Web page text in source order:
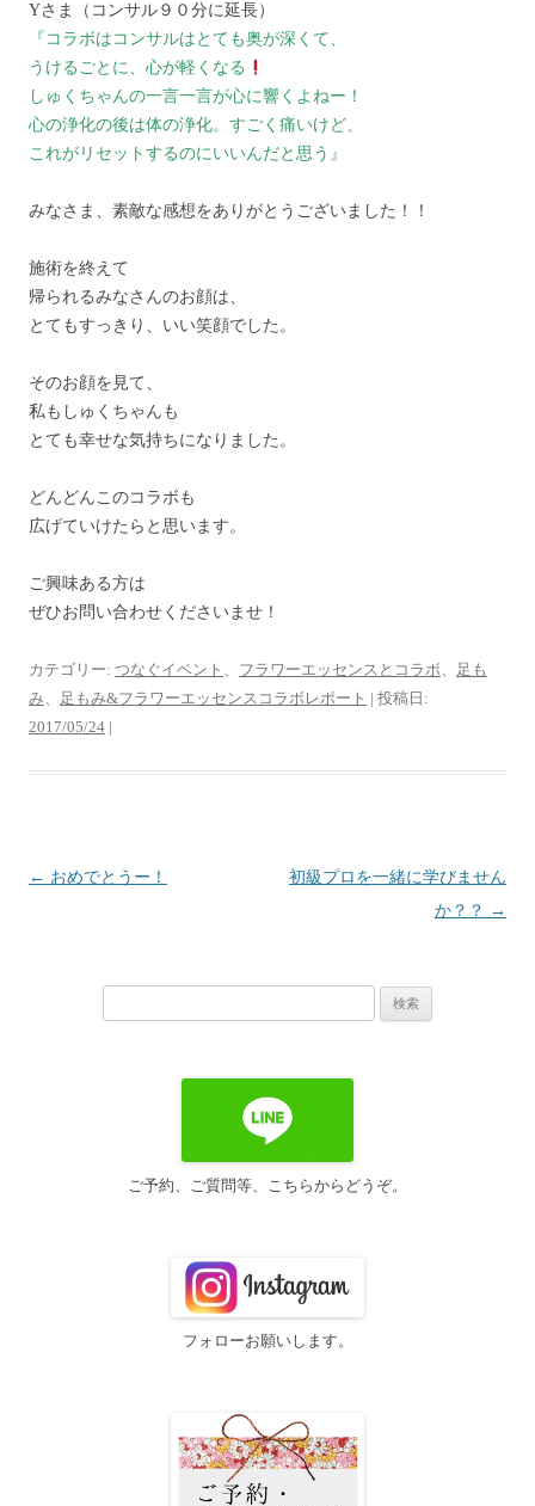
Yさま（コンサル９０分に延長）
『コラボはコンサルはとても奥が深くて、
うけるごとに、心が軽くなる
しゅくちゃんの一言一言が心に響くよねー！
心の浄化の後は体の浄化。すごく痛いけど、
これがリセットするのにいいんだと思う』
みなさま、素敵な感想をありがとうございました！！
施術を終えて
帰られるみなさんのお顔は、
とてもすっきり、いい笑顔でした。
そのお顔を見て、
私もしゅくちゃんも
とても幸せな気持ちになりました。
どんどんこのコラボも
広げていけたらと思います。
ご興味ある方は
ぜひお問い合わせくださいませ！
カテゴリー: つなぐイベント 、 フラワーエッセンスとコラボ、 足も
み、 足もみ&フラワーエッセンスコラボレポート | 投稿日:
2017/05/24 |
投
← おめでとうー！
初級プロを一緒に学びません
か？？ →
ご予約、ご質問等、こちらからどうぞ。
フォローお願いします。